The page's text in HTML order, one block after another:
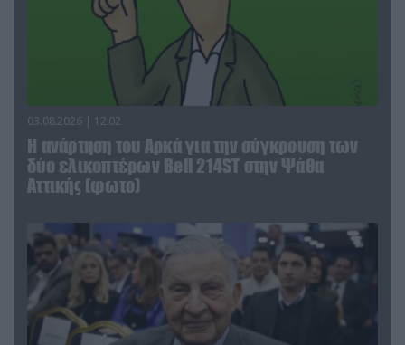
03.08.2026 | 12:02
Η ανάρτηση του Αρκά για την σύγκρουση των
δύο ελικοπτέρων Bell 214ST στην Ψάθα
Αττικής (φωτο)